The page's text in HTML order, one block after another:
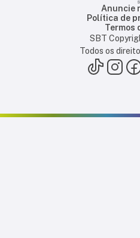
Anuncie
Política de
Termos
SBT
Todos os